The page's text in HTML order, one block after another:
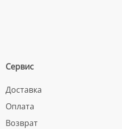
Сервис
Доставка
Оплата
Возврат